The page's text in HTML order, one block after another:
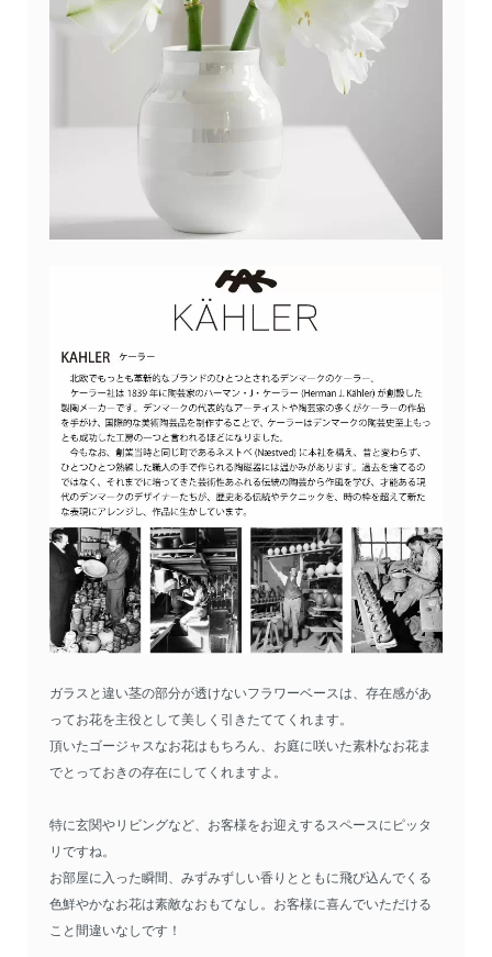
ガラスと違い茎の部分が透けないフラワーベースは、存在感があ
ってお花を主役として美しく引きたててくれます。
頂いたゴージャスなお花はもちろん、お庭に咲いた素朴なお花ま
でとっておきの存在にしてくれますよ。
特に玄関やリビングなど、お客様をお迎えするスペースにピッタ
リですね。
お部屋に入った瞬間、みずみずしい香りとともに飛び込んでくる
色鮮やかなお花は素敵なおもてなし。お客様に喜んでいただける
こと間違いなしです！